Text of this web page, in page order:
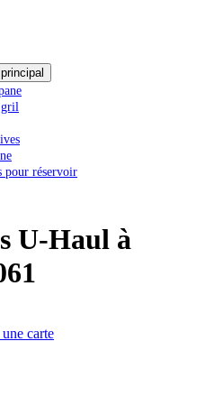
gril
pour réservoir
U-Haul à
carte